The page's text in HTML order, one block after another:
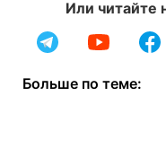
Или читайте
Больше по теме: